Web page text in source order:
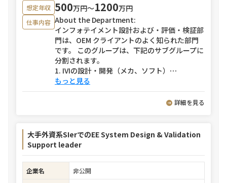
想定年収 500万円〜1200万円
仕事内容 About the Department:
インフォテイメント設計および・評価・検証部
門は、OEM クライアントのよく知られた部門
です。 このグループは、下記のサブグループに
分割されます。
1. IVIの設計・開発（メカ、ソフト） ⋯
もっと見る
詳細を見る
大手外資系SIerでのEE System Design & Validation
Support leader
企業名
非公開